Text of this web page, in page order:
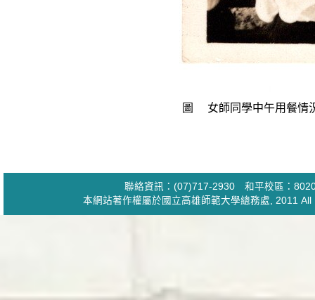
圖 女師同學中午用餐情
聯絡資訊：(07)717-2930 和平校區：
本網站著作權屬於國立高雄師範大學總務處, 2011